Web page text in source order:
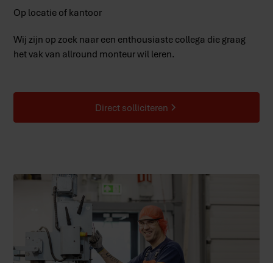
Op locatie of kantoor
Wij zijn op zoek naar een enthousiaste collega die graag
het vak van allround monteur wil leren.
Direct solliciteren